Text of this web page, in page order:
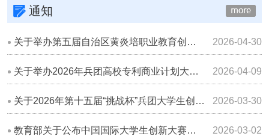
通知
关于举办第五届自治区黄炎培职业教育创新创业大赛新疆石河子职业技术学院校级选拔赛的通知 2026-04-30
关于举办2026年兵团高校专利商业计划大赛校级选拔赛的通知 2026-04-09
关于2026年第十五届“挑战杯”兵团大学生创业计划竞赛校级选拔赛的通知 2026-03-30
教育部关于公布中国国际大学生创新大赛（2025）获奖名单的通知 2026-03-02